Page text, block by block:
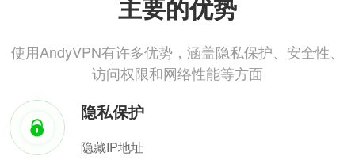
主要的优势
使用AndyVPN有许多优势，涵盖隐私保护、安全性、
访问权限和网络性能等方面
隐私保护
隐藏IP地址